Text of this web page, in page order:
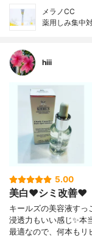
メラノCC
薬用しみ集中
hiii
5.00
美白❤️シミ改善❤️
キールズの美容液すっ
浸透力もいい感じ✨本
最適なので、何本もリ